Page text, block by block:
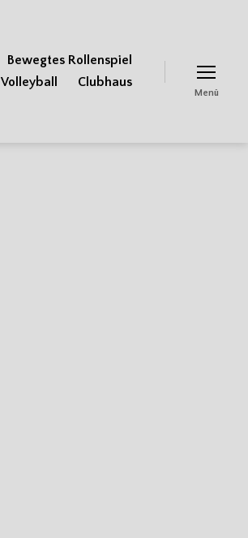
Bewegtes Rollenspiel
Volleyball Clubhaus
Menü